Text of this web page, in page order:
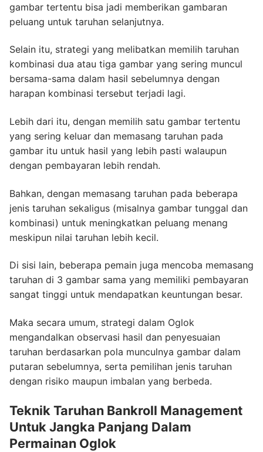
gambar tertentu bisa jadi memberikan gambaran
peluang untuk taruhan selanjutnya.
Selain itu, strategi yang melibatkan memilih taruhan
kombinasi dua atau tiga gambar yang sering muncul
bersama-sama dalam hasil sebelumnya dengan
harapan kombinasi tersebut terjadi lagi.
Lebih dari itu, dengan memilih satu gambar tertentu
yang sering keluar dan memasang taruhan pada
gambar itu untuk hasil yang lebih pasti walaupun
dengan pembayaran lebih rendah.
Bahkan, dengan memasang taruhan pada beberapa
jenis taruhan sekaligus (misalnya gambar tunggal dan
kombinasi) untuk meningkatkan peluang menang
meskipun nilai taruhan lebih kecil.
Di sisi lain, beberapa pemain juga mencoba memasang
taruhan di 3 gambar sama yang memiliki pembayaran
sangat tinggi untuk mendapatkan keuntungan besar.
Maka secara umum, strategi dalam Oglok
mengandalkan observasi hasil dan penyesuaian
taruhan berdasarkan pola munculnya gambar dalam
putaran sebelumnya, serta pemilihan jenis taruhan
dengan risiko maupun imbalan yang berbeda.
Teknik Taruhan Bankroll Management
Untuk Jangka Panjang Dalam
Permainan Oglok